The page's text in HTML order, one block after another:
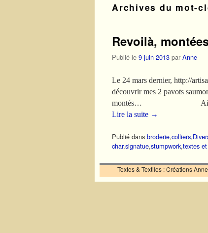
Archives du mot-
Revoilà,
Publié le 9 juin 2013 par Anne
Le 24 mars dernier, http://
découvrir mes 2 pavots
montés… Ainsi que
Lire la suite →
Publié dans broderie,colliers,
char,signatue,stumpwork,textes
Textes & Textiles : Créations